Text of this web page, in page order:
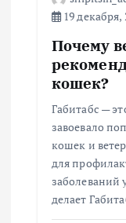
19 декабря,
Почему
кошек?
Габитабс —
завоевало
кошек и
для
заболеваний
делает